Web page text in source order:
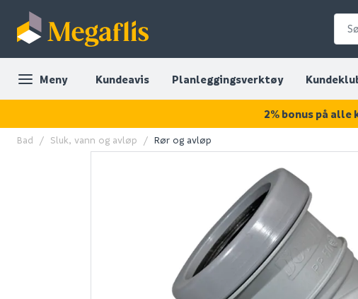
Meny Kundeavis Planleggingsverktøy
Bad Sluk, vann og avløp Rør og avløp
2% bonus på